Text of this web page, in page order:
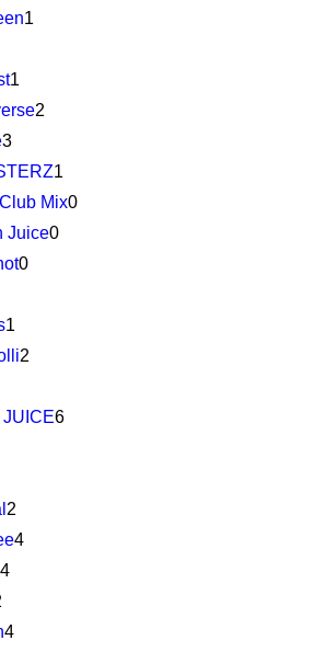
1
1
2
3
1
Mix0
Juice0
0
1
2
JUICE6
2
4
4
4